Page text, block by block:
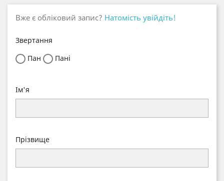
Вже є обліковий запис? Натомість увійдіть!
Звертання
Пан
Пані
Ім'я
Прізвище